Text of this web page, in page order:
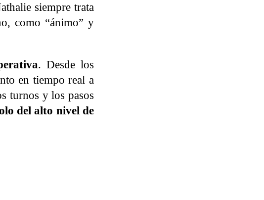
siempre trata
como “ánimo” y
. Desde los
en tiempo real a
turnos y los pasos
del alto nivel de